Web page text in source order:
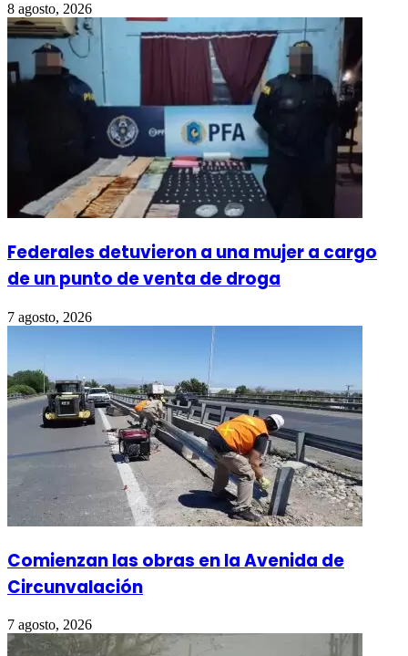
8 agosto, 2026
Federales detuvieron a una mujer a cargo
de un punto de venta de droga
7 agosto, 2026
Comienzan las obras en la Avenida de
Circunvalación
7 agosto, 2026